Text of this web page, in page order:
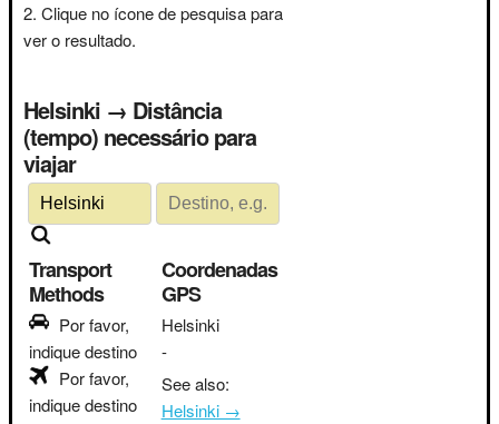
Clique no ícone de pesquisa para
ver o resultado.
Helsinki → Distância
(tempo) necessário para
viajar
Transport
Methods
Por favor,
indique destino
Por favor,
indique destino
Coordenadas
GPS
Helsinki
-
See also:
Helsinki →